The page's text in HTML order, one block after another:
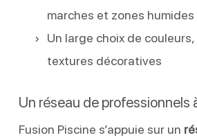
marches et zones humides
Un large choix de
textures décoratives
Un réseau de professionnels
Fusion Piscine s’appuie sur un